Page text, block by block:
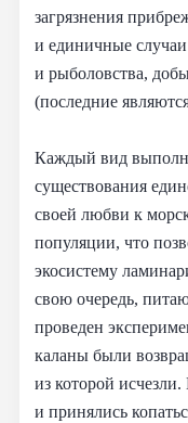
загрязнения
и единичные случаи
и рыболовства,
(последние
Каждый вид
существования
своей любви к
популяции, что
экосистему
свою очередь,
проведен
каланы были
из которой
и принялись